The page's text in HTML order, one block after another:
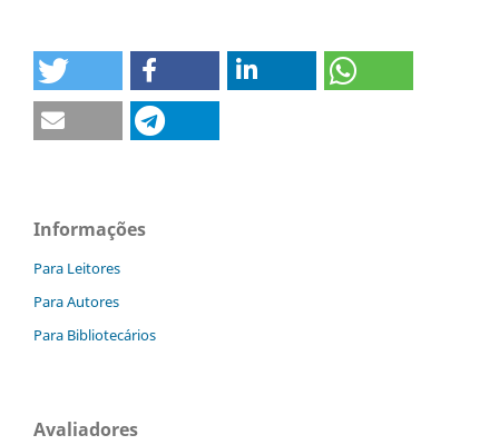
Informações
Para Leitores
Para Autores
Para Bibliotecários
Avaliadores